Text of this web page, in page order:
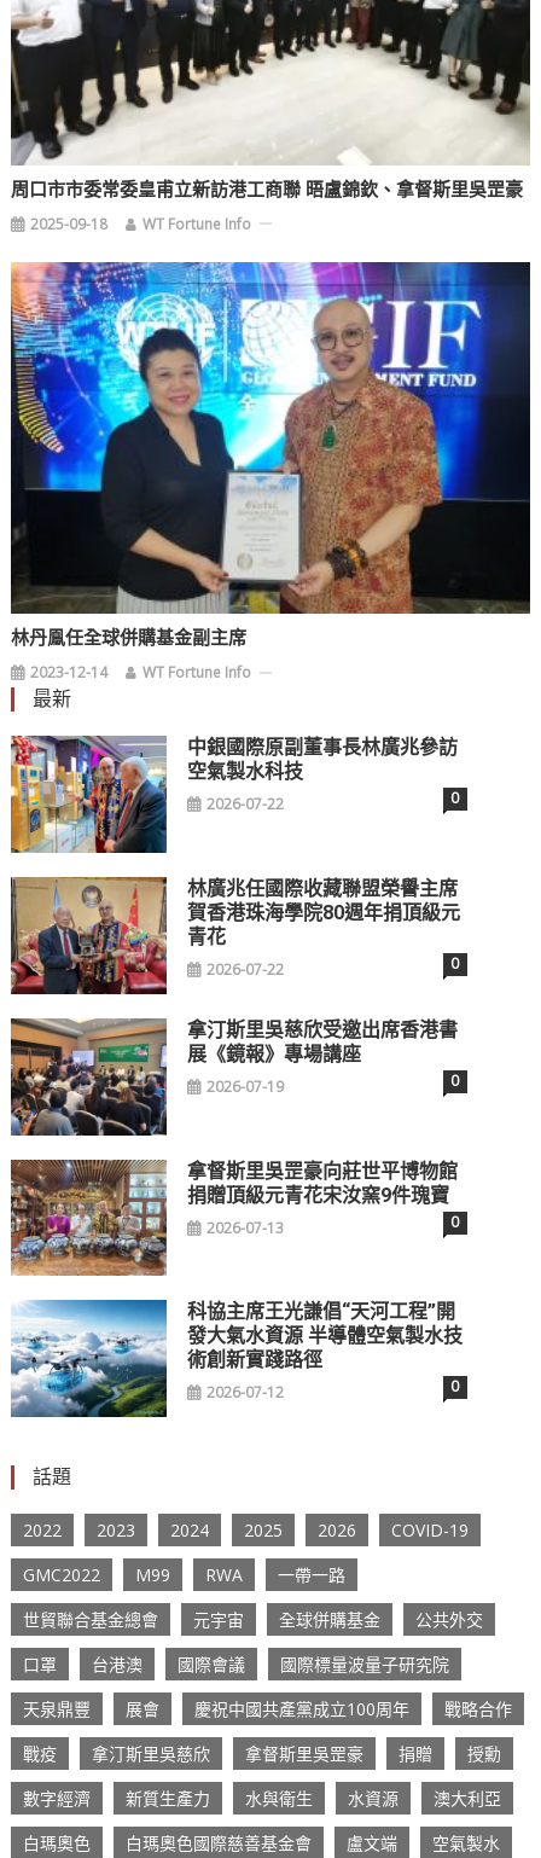
周口市市委常委皇甫立新訪港工商聯 晤盧錦欽、拿督斯里吳罡豪
2025-09-18 WT Fortune Info
林丹鳯任全球併購基金副主席
2023-12-14 WT Fortune Info
最新
中銀國際原副董事長林廣兆參訪
空氣製水科技
2026-07-22 0
林廣兆任國際收藏聯盟榮譽主席
賀香港珠海學院80週年捐頂級元
青花
2026-07-22 0
拿汀斯里吳慈欣受邀出席香港書
展《鏡報》專場講座
2026-07-19 0
拿督斯里吳罡豪向莊世平博物館
捐贈頂級元青花宋汝窯9件瑰寶
2026-07-13 0
科協主席王光謙倡“天河工程”開
發大氣水資源 半導體空氣製水技
術創新實踐路徑
2026-07-12 0
話題
2022 2023 2024 2025 2026
COVID-19
GMC2022
M99 RWA
一帶一路
世貿聯合基金總會
元宇宙 全球併購基金
公共外交
口罩
台港澳 國際會議
國際標量波量子研究院
天泉鼎豐
展會 慶祝中國共產黨成立100周年
戰略合作
戰疫
拿汀斯里吳慈欣 拿督斯里吳罡豪 捐贈
授勳
數字經濟
新質生產力 水與衛生 水資源
澳大利亞
白瑪奧色
白瑪奧色國際慈善基金會 盧文端
空氣製水